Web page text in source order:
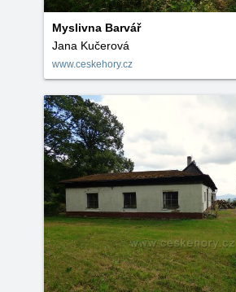
Myslivna Barvář
Jana Kučerová
www.ceskehory.cz